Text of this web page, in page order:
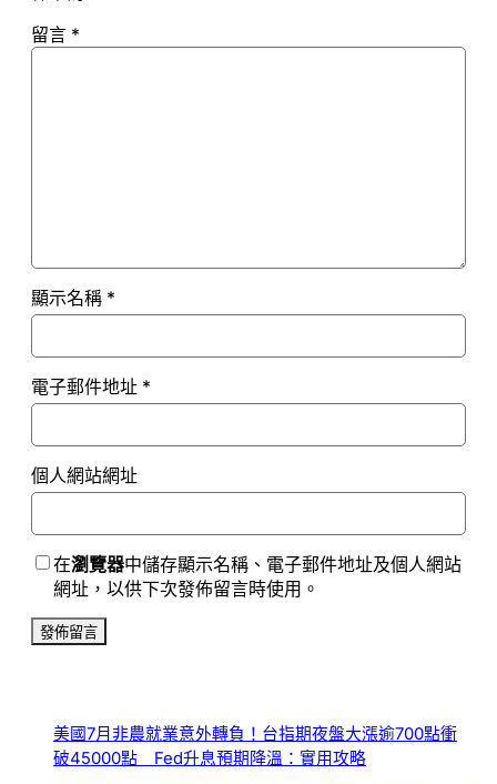
留言 *
顯示名稱 *
電子郵件地址 *
個人網站網址
在瀏覽器中儲存顯示名稱、電子郵件地址及個人網站
網址，以供下次發佈留言時使用。
美國7月非農就業意外轉負！台指期夜盤大漲逾700點衝
破45000點 Fed升息預期降溫：實用攻略